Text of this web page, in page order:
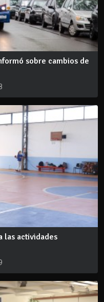
sobre cambios de
las actividades